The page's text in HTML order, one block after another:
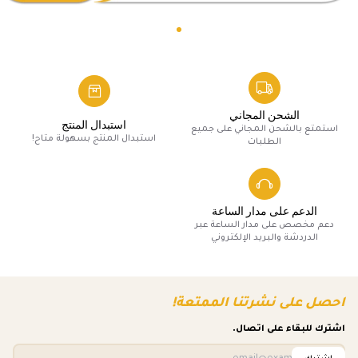
الشحن المجاني
استمتع بالشحن المجاني على جميع
الطلبات
استبدال المنتج
استبدال المنتج بسهولة متاح!
الدعم على مدار الساعة
دعم مخصص على مدار الساعة عبر
الدردشة والبريد الإلكتروني
احصل على نشرتنا الممتعة!
اشترك للبقاء على اتصال.